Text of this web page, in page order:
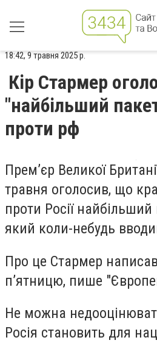
18:42, 9 травня 2025 р.
Кір Стармер
"найбільший
проти рф
Прем’єр Великої
травня оголосив, що
проти Росії найбільший
який коли-небудь
Про це Стармер
п’ятницю, пише
Не можна
Росія становить для